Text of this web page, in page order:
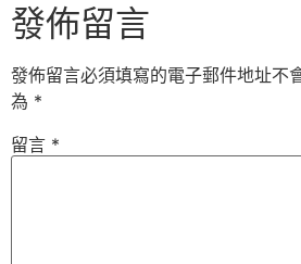
發佈留言
發佈留言必須填寫的電子郵件地址不
為 *
留言 *